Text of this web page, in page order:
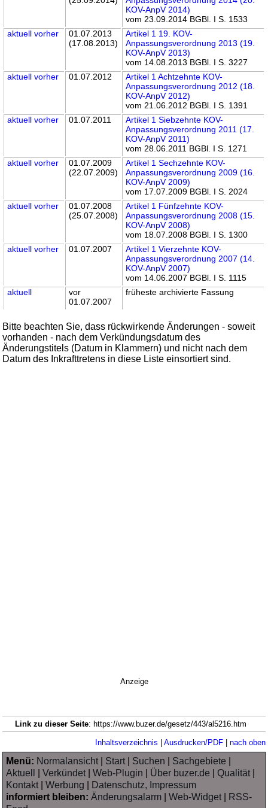
KOV-AnpV 2014)
vom 23.09.2014 BGBl. I S. 1533
aktuell vorher
01.07.2013
(17.08.2013)
Artikel 1 19. KOV-
Anpassungsverordnung 2013 (19.
KOV-AnpV 2013)
vom 14.08.2013 BGBl. I S. 3227
aktuell vorher 01.07.2012
Artikel 1 Achtzehnte KOV-
Anpassungsverordnung 2012 (18.
KOV-AnpV 2012)
vom 21.06.2012 BGBl. I S. 1391
aktuell vorher 01.07.2011
Artikel 1 Siebzehnte KOV-
Anpassungsverordnung 2011 (17.
KOV-AnpV 2011)
vom 28.06.2011 BGBl. I S. 1271
aktuell vorher
01.07.2009
(22.07.2009)
Artikel 1 Sechzehnte KOV-
Anpassungsverordnung 2009 (16.
KOV-AnpV 2009)
vom 17.07.2009 BGBl. I S. 2024
aktuell vorher
01.07.2008
(25.07.2008)
Artikel 1 Fünfzehnte KOV-
Anpassungsverordnung 2008 (15.
KOV-AnpV 2008)
vom 18.07.2008 BGBl. I S. 1300
aktuell vorher 01.07.2007
Artikel 1 Vierzehnte KOV-
Anpassungsverordnung 2007 (14.
KOV-AnpV 2007)
vom 14.06.2007 BGBl. I S. 1115
aktuell
vor
01.07.2007
früheste archivierte Fassung
Bitte beachten Sie, dass rückwirkende Änderungen - soweit
vorhanden - nach dem Verkündungsdatum des
Änderungstitels (Datum in Klammern) und nicht nach dem
Datum des Inkrafttretens in diese Liste einsortiert sind.
Anzeige
Link zu dieser Seite: https://www.buzer.de/gesetz/443/al5216.htm
Inhaltsverzeichnis | Ausdrucken/PDF| nach oben
Menü: Normalansicht| Start| Suchen Sachgebiete
Aktuell
|Verkündet|Web-Plugin Über buzer.de |Qualität|
Kontakt|Werbung
Datenschutz, Impressum
informiert bleiben: Änderungsalarm |Web-Widget|
RSS-